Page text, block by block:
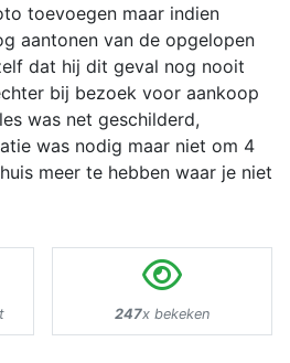
toevoegen maar indien
aantonen van de opgelopen
dat hij dit geval nog nooit
bij bezoek voor aankoop
was net geschilderd,
was nodig maar niet om 4
meer te hebben waar je niet
247x bekeken